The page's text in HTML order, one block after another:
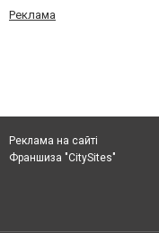
Реклама
Реклама на сайті
Франшиза "CitySites"